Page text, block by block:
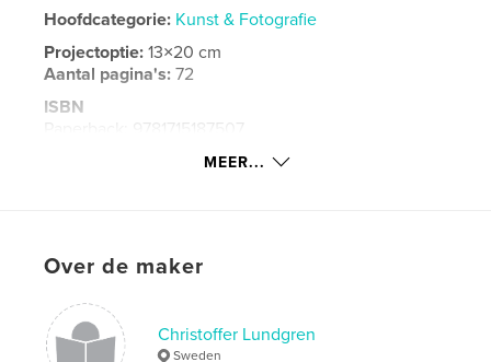
Hoofdcategorie: Kunst & Fotografie
Projectoptie:13×20 cm
Aantal pagina's:72
ISBN
Paperback: 9781715187507
jul 11, 2020
painting , drawing
MEER...
Over de maker
Christoffer Lundgren
Sweden